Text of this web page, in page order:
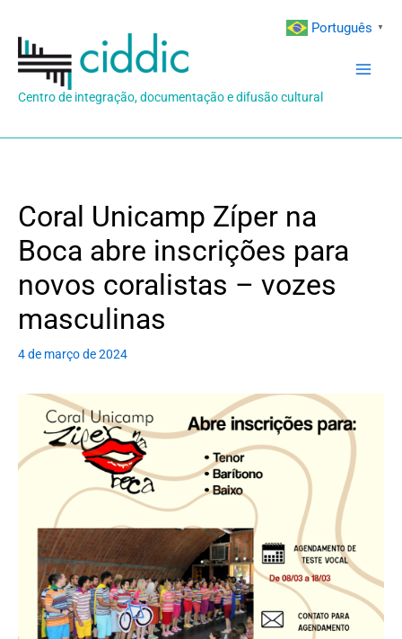
para
conteúdo
Centro de integração, documentação e difusão cultural
Coral Unicamp Zíper na
Boca abre inscrições para
novos coralistas – vozes
masculinas
4 de março de 2024
Português ▼